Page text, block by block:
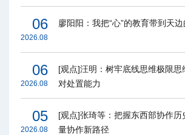
06
2026.08
廖阳阳：我把“心”的教育带到天
06
2026.08
[观点]汪明：树牢底线思维极限思
对处置能力
05
2026.08
[观点]张琦等：把握东西部协作
量协作新路径